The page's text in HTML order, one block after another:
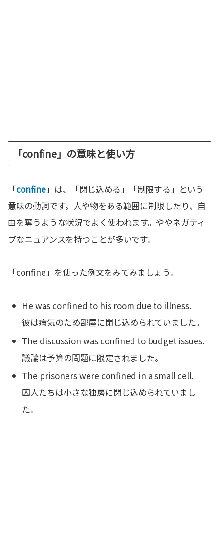
「confine」の意味と使い方
「confine」は、「閉じ込める」「制限する」という
意味の動詞です。人や物をある範囲に制限したり、自
由を奪うような状況でよく使われます。ややネガティ
ブなニュアンスを持つことが多いです。
「confine」を使った例文をみてみましょう。
He was confined to his room due to illness.
彼は病気のため部屋に閉じ込められていました。
The discussion was confined to budget issues.
議論は予算の問題に限定されました。
The prisoners were confined in a small cell.
囚人たちは小さな独房に閉じ込められていまし
た。